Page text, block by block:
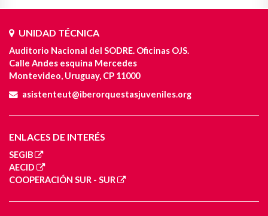
UNIDAD TÉCNICA
Auditorio Nacional del SODRE. Oficinas OJS.
Calle Andes esquina Mercedes
Montevideo, Uruguay, CP 11000
asistenteut@iberorquestasjuveniles.org
ENLACES DE INTERÉS
SEGIB
AECID
COOPERACIÓN SUR - SUR